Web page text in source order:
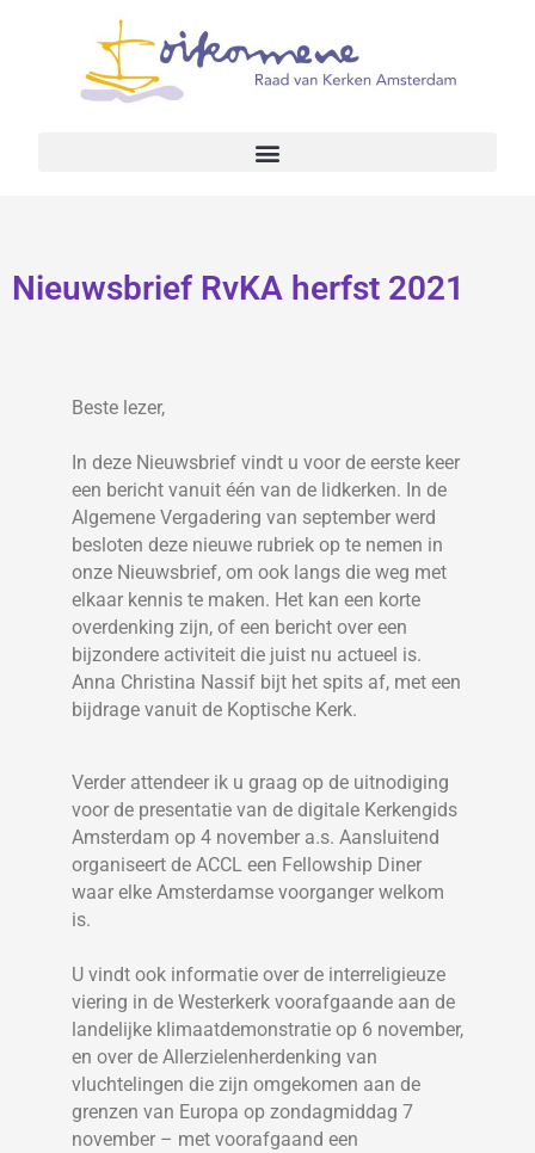
Nieuwsbrief RvKA herfst 2021
Beste lezer,
In deze Nieuwsbrief vindt u voor de eerste keer
een bericht vanuit één van de lidkerken. In de
Algemene Vergadering van september werd
besloten deze nieuwe rubriek op te nemen in
onze Nieuwsbrief, om ook langs die weg met
elkaar kennis te maken. Het kan een korte
overdenking zijn, of een bericht over een
bijzondere activiteit die juist nu actueel is.
Anna Christina Nassif bijt het spits af, met een
bijdrage vanuit de Koptische Kerk.
Verder attendeer ik u graag op de uitnodiging
voor de presentatie van de digitale Kerkengids
Amsterdam op 4 november a.s. Aansluitend
organiseert de ACCL een Fellowship Diner
waar elke Amsterdamse voorganger welkom
is.
U vindt ook informatie over de interreligieuze
viering in de Westerkerk voorafgaande aan de
landelijke klimaatdemonstratie op 6 november,
en over de Allerzielenherdenking van
vluchtelingen die zijn omgekomen aan de
grenzen van Europa op zondagmiddag 7
november – met voorafgaand een